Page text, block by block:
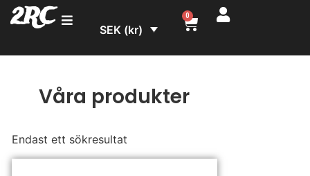
2RC SEK (kr)
0
Våra produkter
Endast ett sökresultat